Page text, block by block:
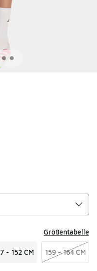
1 von 1 an.
Größentabelle
- 152 CM 159 - 164 CM